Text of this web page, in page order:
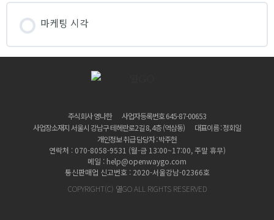
마케팅 시각
주식회사 영나한
사업자등록번호 645-87-00653
사업장소재지 서울시 강남구 테헤란로2길 8, 4층 (역삼동)​
대표이름 : 정회일
개인정보 취급 담당자 : 박주헌
연락처 : 070-8058-9531 (월-금 13:00~17:00, 주말 휴무)
메일 : help@openwaygo.com
통신판매업 신고번호 : 2020-서울강남-02366호
COPYRIGHT(C) 열GO ALL RIGHTS RESERVED